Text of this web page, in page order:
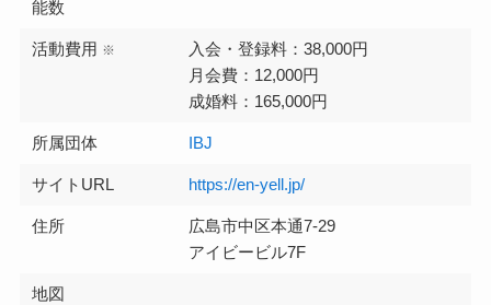
能数
活動費用 ※
入会・登録料：38,000円
月会費：12,000円
成婚料：165,000円
所属団体 IBJ
サイトURL https://en-yell.jp/
住所
広島市中区本通7-29
アイビービル7F
地図